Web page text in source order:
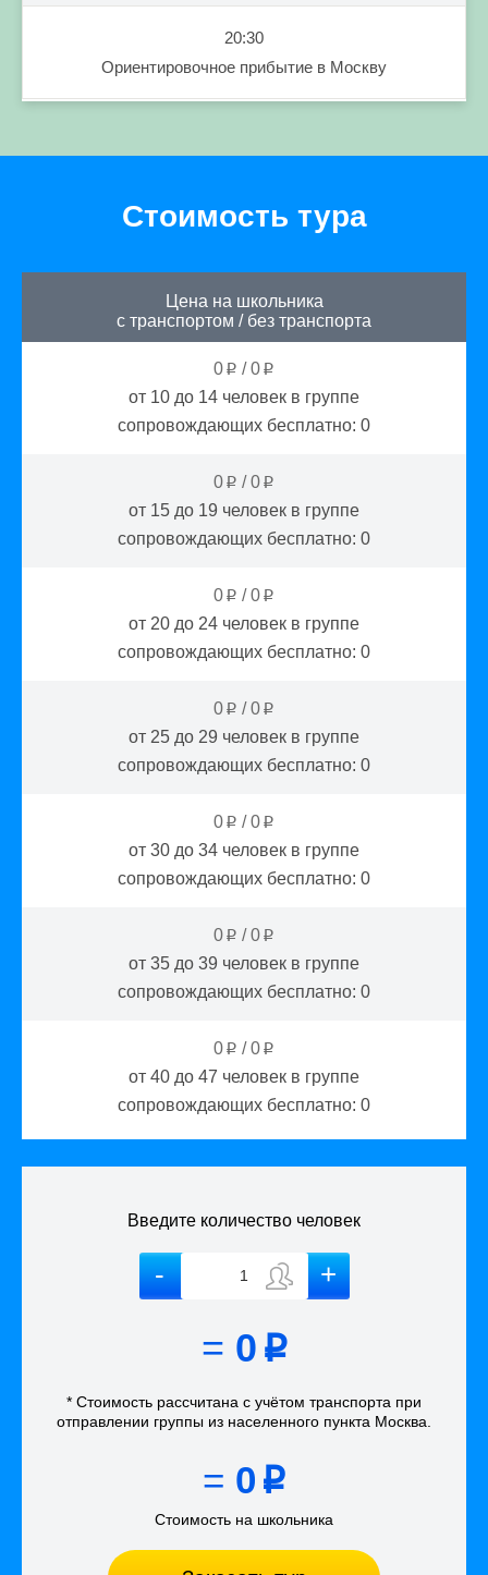
20:30
Ориентировочное прибытие в Москву
Стоимость тура
Цена на школьника
с транспортом / без транспорта
0 p /0 p
от 10 до 14 человек в группе
сопровождающих бесплатно: 0
0 p /0 p
от 15 до 19 человек в группе
сопровождающих бесплатно: 0
0 p /0 p
от 20 до 24 человек в группе
сопровождающих бесплатно: 0
0 p /0 p
от 25 до 29 человек в группе
сопровождающих бесплатно: 0
0 p /0 p
от 30 до 34 человек в группе
сопровождающих бесплатно: 0
0 p /0 p
от 35 до 39 человек в группе
сопровождающих бесплатно: 0
0 p /0 p
от 40 до 47 человек в группе
сопровождающих бесплатно: 0
Введите количество человек
= 0 p
* Стоимость рассчитана с учётом транспорта при
отправлении группы из населенного пункта Москва
= 0 p
Стоимость на школьника